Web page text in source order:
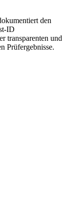
den
ID
transparenten und
Prüfergebnisse.